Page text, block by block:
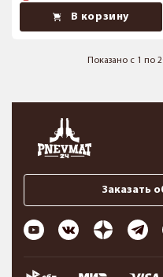
В корзину
Показано с 1 по
Заказать